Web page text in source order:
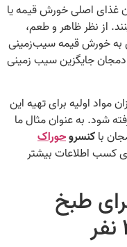
غذای اصلی خورش قیمه یا
از نظر ظاهر و طعم،
به خورش قیمه سیب‌زمینی
جایگزین سیب‌ زمینی
مواد اولیه برای تهیه این
شود. به‌ عنوان مثال ما
باکنسروحوراک
کسب اطلاعات بیشتر
طبخ